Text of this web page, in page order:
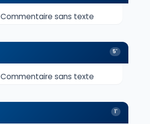
Commentaire sans texte
5'
Commentaire sans texte
1'